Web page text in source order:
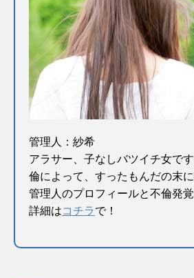
管理人：紗希
アラサー、子なしバツイチ女で
倫によって、すったもんだの末に
管理人のプロフィールと不倫発
詳細はコチラで！